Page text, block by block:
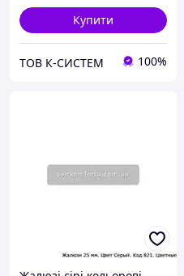
Купити
ТОВ К-СИСТЕМ 100%